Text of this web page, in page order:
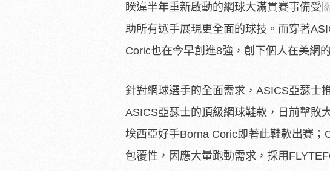
睽違半年重新啟動的網球大滿貫賽事備受
助所有選手展現更全面的球技。而穿著
Coric也在今早創進8強，創下個人在美網
針對網球選手的全面需求，ASICS亞瑟士
ASICS亞瑟士的頂級網球鞋款，日前擊敗
埃西亞好手Borna Coric即著此鞋款出賽
包覆性，因應大量跑動需求，採用